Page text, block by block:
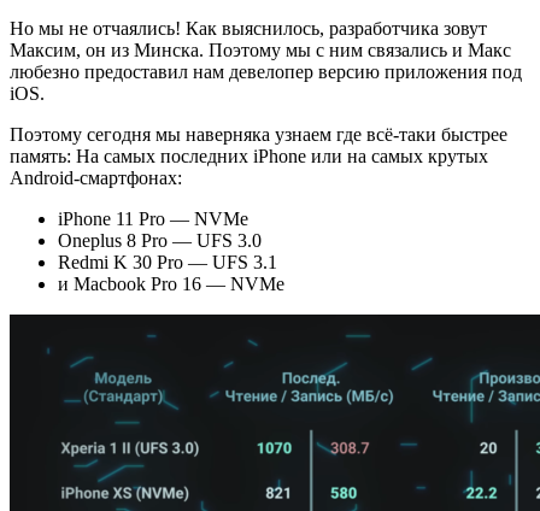
Но мы не отчаялись! Как выяснилось, разработчика зовут
Максим, он из Минска. Поэтому мы с ним связались и Макс
любезно предоставил нам девелопер версию приложения под
iOS.
Поэтому сегодня мы наверняка узнаем где всё-таки быстрее
память: На самых последних iPhone или на самых крутых
Android-смартфонах:
iPhone 11 Pro — NVMe
Oneplus 8 Pro — UFS 3.0
Redmi K 30 Pro — UFS 3.1
и Macbook Pro 16 — NVMe